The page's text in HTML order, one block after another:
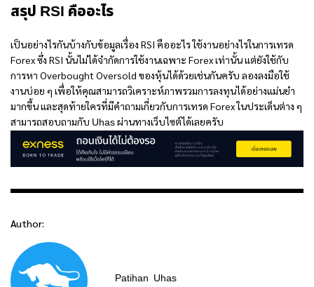
สรุป RSI คืออะไร
เป็นอย่างไรกันบ้างกับข้อมูลเรื่อง RSI คืออะไร ใช้งานอย่างไรในการเทรด
Forex ซึ่ง RSI นั้นไม่ได้จำกัดการใช้งานเฉพาะ Forex เท่านั้น แต่ยังใช้กับ
การหา Overbought Oversold ของหุ้นได้ด้วยเช่นกันครับ ลองลงมือใช้
งานบ่อย ๆ เพื่อให้คุณสามารถวิเคราะห์ภาพรวมการลงทุนได้อย่างแม่นยำ
มากขึ้น และสุดท้ายใครที่มีคำถามเกี่ยวกับการเทรด Forex ในประเด็นต่าง ๆ
สามารถสอบถามกับ Uhasผ่านทางเว็บไซต์ได้เลยครับ
Author:
Patihan Uhas